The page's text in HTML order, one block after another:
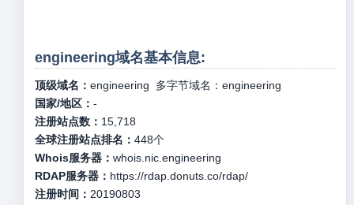
engineering域名基本信息:
顶级域名： engineering 多字节域名： engineering
国家/地区： -
注册站点数： 15,718
全球注册站点排名： 448个
Whois服务器： whois.nic.engineering
RDAP服务器： https://rdap.donuts.co/rdap/
注册时间： 20190803